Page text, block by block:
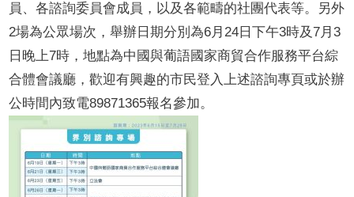
員、各諮詢委員會成員，以及各範疇的社團代表等。另外
2場為公眾場次，舉辦日期分別為6月24日下午3時及7月3
日晚上7時，地點為中國與葡語國家商貿合作服務平台綜
合體會議廳，歡迎有興趣的市民登入上述諮詢專頁或於辦
公時間內致電89871365報名參加。